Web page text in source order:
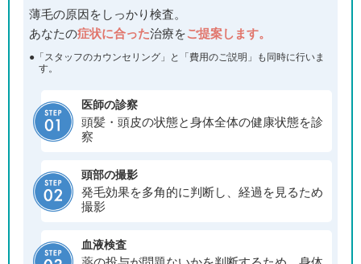
薄毛の原因をしっかり検査。
あなたの症状に合った治療をご提案します。
●「スタッフのカウンセリング」と「費用のご説明」も同時に行いま
す。
医師の診察
頭髪・頭皮の状態と身体全体の健康状態を診
察
頭部の撮影
発毛効果を多角的に判断し、経過を見るため
撮影
血液検査